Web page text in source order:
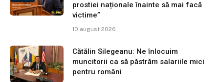
prostiei naționale înainte să mai facă
victime”
10 august 2026
Cătălin Silegeanu: Ne înlocuim
muncitorii ca să păstrăm salariile mici
pentru români